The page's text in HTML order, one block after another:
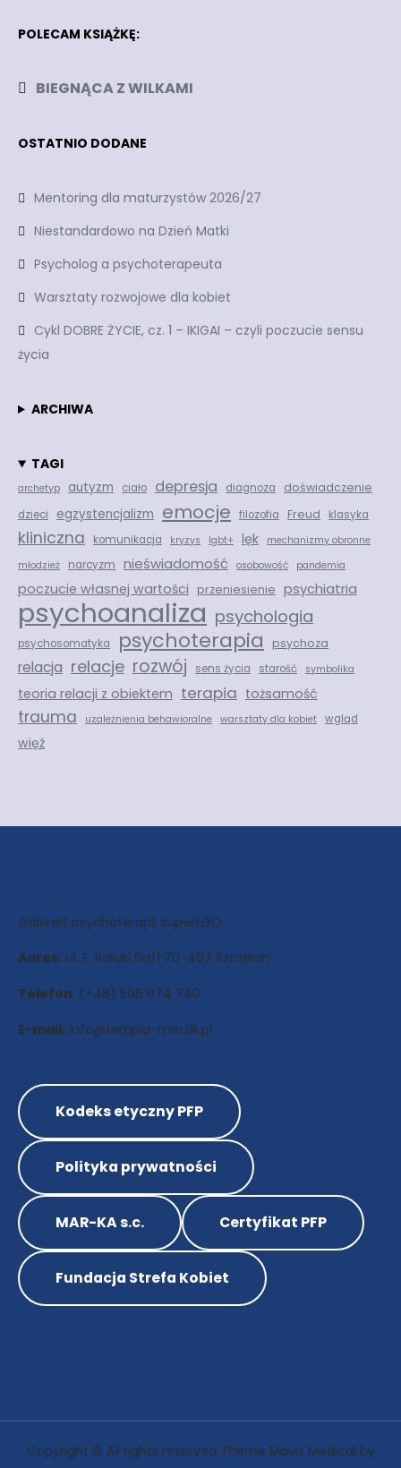
POLECAM KSIĄŻKĘ:
BIEGNĄCA Z WILKAMI
OSTATNIO DODANE
Mentoring dla maturzystów 2026/27
Niestandardowo na Dzień Matki
Psycholog a psychoterapeuta
Warsztaty rozwojowe dla kobiet
Cykl DOBRE ŻYCIE, cz. 1 – IKIGAI – czyli poczucie sensu
życia
ARCHIWA
TAGI
archetyp autyzm ciało depresja diagnoza doświadczenie
dzieci egzystencjalizm emocje filozofia Freud klasyka
kliniczna komunikacja kryzys lgbt+ lęk
mechanizmy obronne
młodzież
narcyzm nieświadomość osobowość pandemia
poczucie własnej wartości przeniesienie psychiatria
psychoanaliza psychologia
psychosomatyka psychoterapia psychoza
relacja relacje rozwój sens życia starość symbolika
teoria relacji z obiektem terapia tożsamość
trauma uzależnienia behawioralne warsztaty dla kobiet wgląd
więź
Gabinet psychoterapii superEGO
Adres: ul. E. Bałuki 9a/1 70-407 Szczecin
Telefon: (+48) 506 074 740
E-mail: info@terapia-mrozik.pl
Kodeks etyczny PFP
Polityka prywatności
MAR-KA s.c. Certyfikat PFP
Fundacja Strefa Kobiet
Copyright © All rights reserved Theme Mavix Medical by